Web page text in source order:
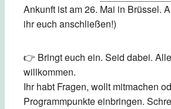
Ankunft ist am 26. Mai in Brüssel.
ihr euch anschließen!)
👉 Bringt euch ein. Seid dabei.
willkommen.
Ihr habt Fragen, wollt mitmachen
Programmpunkte einbringen.